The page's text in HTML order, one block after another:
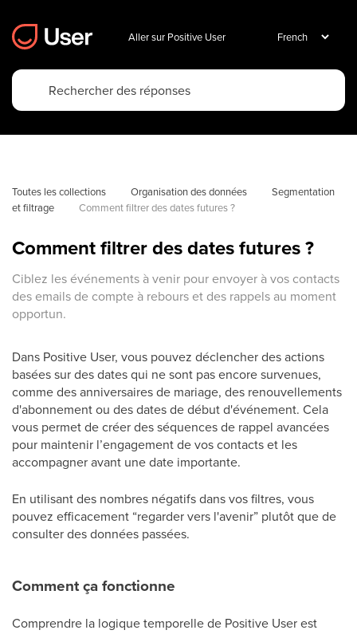
Aller sur Positive User
Toutes les collections Organisation des données
Segmentation
et filtrage
Comment filtrer des dates futures ?
Comment filtrer des dates futures ?
Ciblez les événements à venir pour envoyer à vos contacts
des emails de compte à rebours et des rappels au moment
opportun.
Dans Positive User, vous pouvez déclencher des actions
basées sur des dates qui ne sont pas encore survenues,
comme des anniversaires de mariage, des renouvellements
d'abonnement ou des dates de début d'événement. Cela
vous permet de créer des séquences de rappel avancées
pour maintenir l’engagement de vos contacts et les
accompagner avant une date importante.
En utilisant des nombres négatifs dans vos filtres, vous
pouvez efficacement “regarder vers l'avenir” plutôt que de
consulter des données passées.
Comment ça fonctionne
Comprendre la logique temporelle de Positive User est